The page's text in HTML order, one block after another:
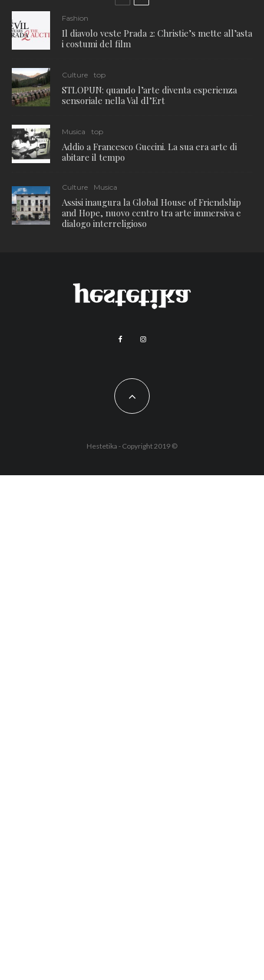
Fashion
Il diavolo veste Prada 2: Christie’s mette all’asta
i costumi del film
Culture top
STLOPUN: quando l’arte diventa esperienza
sensoriale nella Val dl’Ert
Musica top
Addio a Francesco Guccini. La sua era arte di
abitare il tempo
Culture Musica
Assisi inaugura la Global House of Friendship
and Hope, nuovo centro tra arte immersiva e
dialogo interreligioso
Hestetika - Copyright 2019 ©